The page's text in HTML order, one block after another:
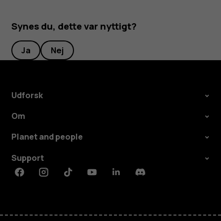
Synes du, dette var nyttigt?
Ja Nej
Udforsk
Om
Planet and people
Support
FacebookInstagramTiktokYoutubeLinkedinDiscord